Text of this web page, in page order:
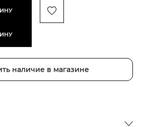
наличие в магазине